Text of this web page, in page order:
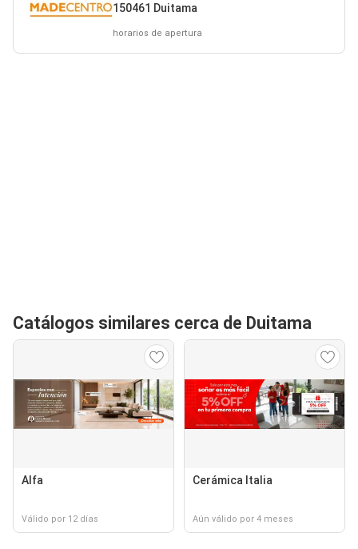
150461 Duitama
horarios de apertura
Catálogos similares cerca de Duitama
Alfa
Válido por 12 días
Cerámica Italia
Aún válido por 4 meses